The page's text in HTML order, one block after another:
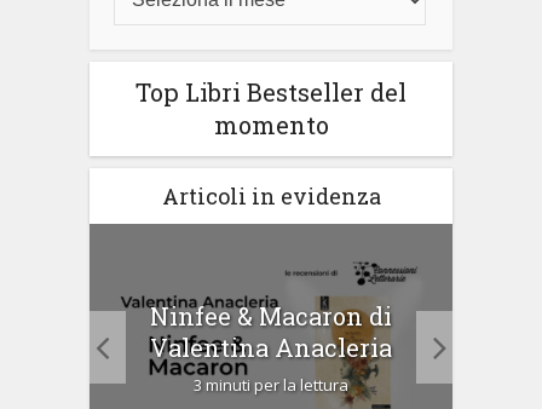
Top Libri Bestseller del
momento
Articoli in evidenza
Ninfee & Macaron di
Valentina Anacleria
3 minuti per la lettura